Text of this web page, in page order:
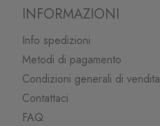
INFORMAZIONI
Info spedizioni
Metodi di pagamento
Condizioni generali di vendita
Contattaci
FAQ